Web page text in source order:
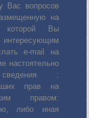
Вас вопросов
на
которой Вы
интересующим
е-mail на
настоятельно
:
прав на
правом:
либо иная